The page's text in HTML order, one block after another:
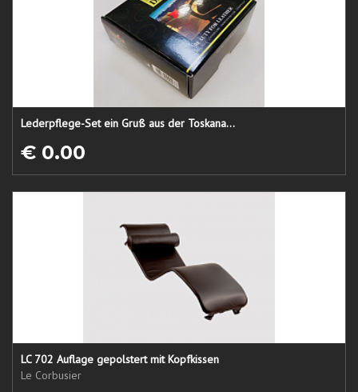
Lederpflege-Set ein Gruß aus der Toskana...
€ 0.00
LC 702 Auflage gepolstert mit Kopfkissen
Le Corbusier